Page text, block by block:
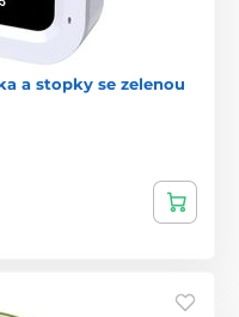
a stopky se zelenou